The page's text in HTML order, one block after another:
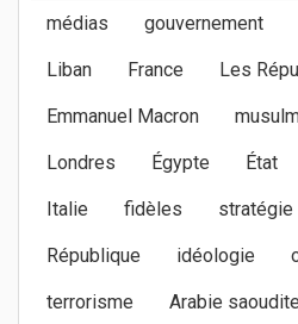
médias gouvernement
Liban France Les
Emmanuel Macron
Londres Égypte État
Italie fidèles stratégie
République idéologie
terrorisme Arabie saoudite